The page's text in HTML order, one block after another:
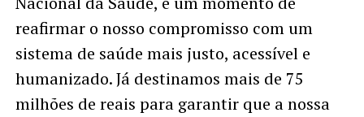
reafirmar o nosso compromisso com um
sistema de saúde mais justo, acessível e
humanizado. Já destinamos mais de 75
milhões de reais para garantir que a nossa